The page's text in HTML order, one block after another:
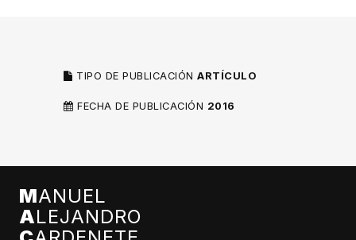
TIPO DE PUBLICACIÓN ARTÍCULO
FECHA DE PUBLICACIÓN 2016
MANUEL
ALEJANDRO